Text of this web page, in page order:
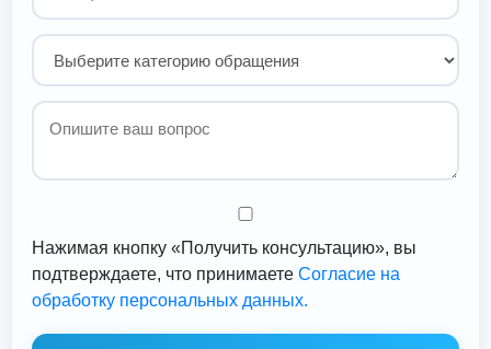
Нажимая кнопку «Получить консультацию», вы
подтверждаете, что принимаетеСогласие на
обработку персональных данных.